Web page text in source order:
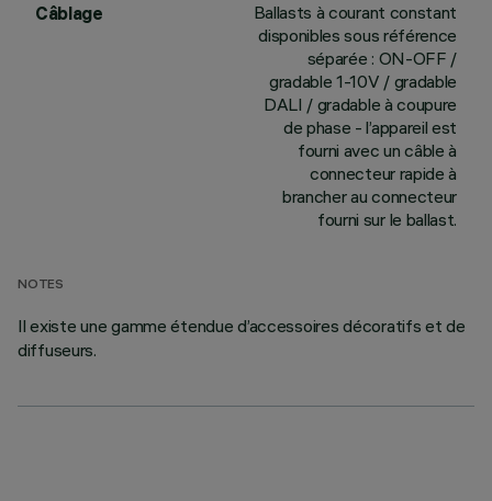
Câblage
Ballasts à courant constant
disponibles sous référence
séparée : ON-OFF /
gradable 1-10V / gradable
DALI / gradable à coupure
de phase - l’appareil est
fourni avec un câble à
connecteur rapide à
brancher au connecteur
fourni sur le ballast.
NOTES
Il existe une gamme étendue d’accessoires décoratifs et de
diffuseurs.